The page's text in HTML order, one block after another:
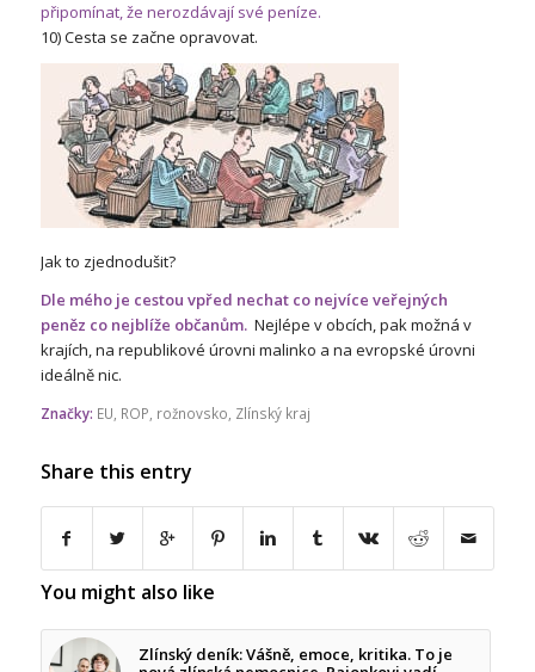
připomínat, že nerozdávají své peníze.
10) Cesta se začne opravovat.
Jak to zjednodušit?
Dle mého je cestou vpřed nechat co nejvíce veřejných
peněz co nejblíže občanům.Nejlépe v obcích, pak možná v
krajích, na republikové úrovni malinko a na evropské úrovni
ideálně nic.
Značky: EU ROP rožnovsko Zlínský kraj
Share this entry
You might also like
Zlínský deník: Vášně, emoce, kritika. To je